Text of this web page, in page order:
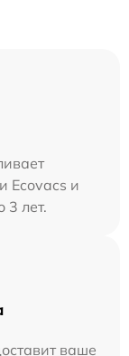
Ecovacs и
3 лет.
ваше